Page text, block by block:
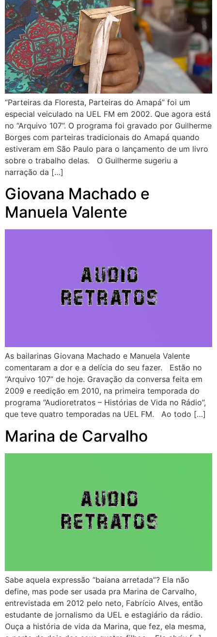
“Parteiras da Floresta, Parteiras do Amapá” foi um
especial veiculado na UEL FM em 2002. Que agora está
no “Arquivo 107”. O programa foi gravado por Guilherme
Borges com parteiras tradicionais do Amapá quando
estiveram em São Paulo para o lançamento de um livro
sobre o trabalho delas. O Guilherme sugeriu a
narração da […]
Giovana Machado e
Manuela Valente
As bailarinas Giovana Machado e Manuela Valente
comentaram a dor e a delícia do seu fazer. Estão no
“Arquivo 107” de hoje. Gravação da conversa feita em
2009 e reedição em 2010, na primeira temporada do
programa “Audioretratos – Histórias de Vida no Rádio”,
que teve quatro temporadas na UEL FM. Ao todo […]
Marina de Carvalho
Sabe aquela expressão “baiana arretada”? Ela não
define, mas pode ser usada pra Marina de Carvalho,
entrevistada em 2012 pelo neto, Fabrício Alves, então
estudante de jornalismo da UEL e estagiário da rádio.
Ouça a história de vida da Marina, que fez, ela mesma,